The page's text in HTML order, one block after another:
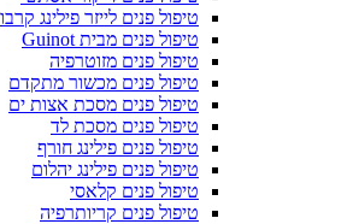
טיפול פנים לייזר פילינג
טיפול פנים מבית Guinot
טיפול פנים מזוטרפיה
טיפול פנים מכשור מתקדם
טיפול פנים מסכת אצות ים
טיפול פנים מסכת לד
טיפול פנים פילינג חורף
טיפול פנים פילינג יהלום
טיפול פנים קלאסי
טיפול פנים קריותרפיה